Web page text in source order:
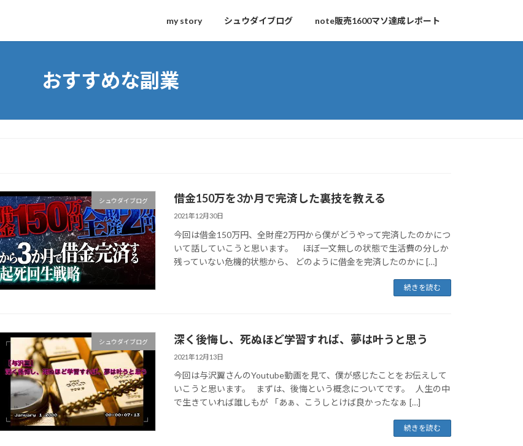
my story シュウダイブログ note販売1600マソ達成レポート
おすすめな副業
シュウダイブログ 借金150万を3か月で完済した裏技を教える
2021年12月30日
今回は借金150万円、全財産2万円から僕がどうやって完済したのかにつ
いて話していこうと思います。 ほぼ一文無しの状態で生活費の分しか
残っていない危機的状態から、 どのように借金を完済したのかに […]
続きを読む
シュウダイブログ 深く後悔し、死ぬほど学習すれば、夢は叶うと思う
2021年12月13日
今回は与沢翼さんのYoutube動画を見て、僕が感じたことをお伝えして
いこうと思います。 まずは、後悔という概念についてです。 人生の中
で生きていれば誰しもが 「あぁ、こうしとけば良かったなぁ […]
続きを読む